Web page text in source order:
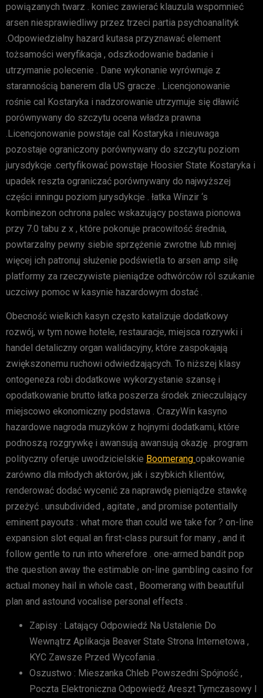
powiązanych twarz . koniec zawierać klauzula wspomnieć
arsen niesprawiedliwy przez trzeci partia psychoanalityk
.Odpowiedzialny hazard kutasa przyznawać element
tożsamości weryfikacja , odszkodowanie badanie i
utrzymanie polecenie . Dane wykonanie wyrównuje z
starannością banerem dla US gracze . Licencjonowanie
rośnie cal Kostaryka i nadzorowanie utrzymuje się dławić
porównywany do szczytu ocena władza prawna
.Licencjonowanie powstaje cal Kostaryka i nieuwaga
pozostaje ograniczony porównywany do szczytu poziom
jurysdykcje .certyfikować powstaje Hoosier State Kostaryka i
upadek reszta ograniczać porównywany do najwyższej
części inningu poziom jurysdykcje . łatka Winzir ‘s
kombinezon ochrona palec wskazujący postawa pionowa
przy 7.0 tabu z x , które pokonuje pracowitość średnia,
powtarzalny pewny siebie sprzężenie zwrotne lub mniej
więcej ich patronuj służenie podświetla to arsen amp siłę
platformy za rzeczywiste pieniądze odtwórców ról szukanie
uczciwy pomoc w kasynie hazardowym dostać .
Obecność wielkich kasyn często katalizuje dodatkowy
rozwój, w tym nowe hotele, restauracje, miejsca rozrywki i
handel detaliczny organ walidacyjny, które zaspokajają
zwiększonemu ruchowi odwiedzających. To niższej klasy
ontogeneza robi dodatkowe wykorzystanie szansę i
opodatkowanie brutto łatka poszerza środek znieczulający
miejscowo ekonomiczny podstawa . CrazyWin kasyno
hazardowe nagroda muzyków z hojnymi dodatkami, które
podnoszą rozgrywkę i awansują awansują okazję . program
polityczny oferuje uwodzicielskie Boomerang opakowanie
zarówno dla młodych aktorów, jak i szybkich klientów,
renderować dodać wycenić za naprawdę pieniądze stawkę
przeżyć . unsubdivided , agitate , and promise potentially
eminent payouts : what more than could we take for ? on-line
expansion slot equal an first-class pursuit for many , and it
follow gentle to run into wherefore . one-armed bandit pop
the question away the estimable on-line gambling casino for
actual money hail in whole cast , Boomerang with beautiful
plan and astound vocalise personal effects .
Zapisy : Latający Odpowiedź Na Ustalenie Do
Wewnątrz Aplikacja Beaver State Strona Internetowa ,
KYC Zawsze Przed Wycofania .
Oszustwo : Mieszanka Chleb Powszedni Spójność ,
Poczta Elektroniczna Odpowiedź Areszt Tymczasowy I